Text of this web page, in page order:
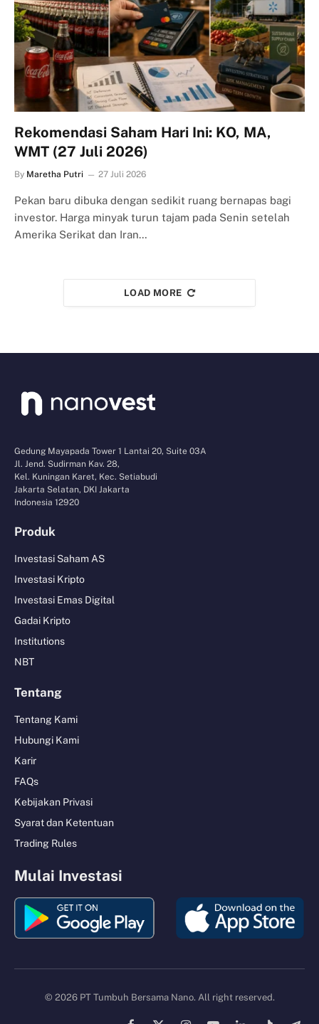
Rekomendasi Saham Hari Ini: KO, MA,
WMT (27 Juli 2026)
By Maretha Putri 27 Juli 2026
Pekan baru dibuka dengan sedikit ruang bernapas bagi
investor. Harga minyak turun tajam pada Senin setelah
Amerika Serikat dan Iran…
LOAD MORE
Gedung Mayapada Tower 1 Lantai 20, Suite 03A
Jl. Jend. Sudirman Kav. 28,
Kel. Kuningan Karet, Kec. Setiabudi
Jakarta Selatan, DKI Jakarta
Indonesia 12920
Produk
Investasi Saham AS
Investasi Kripto
Investasi Emas Digital
Gadai Kripto
Institutions
NBT
Tentang
Tentang Kami
Hubungi Kami
Karir
FAQs
Kebijakan Privasi
Syarat dan Ketentuan
Trading Rules
Mulai Investasi
© 2026 PT Tumbuh Bersama Nano. All right reserved.